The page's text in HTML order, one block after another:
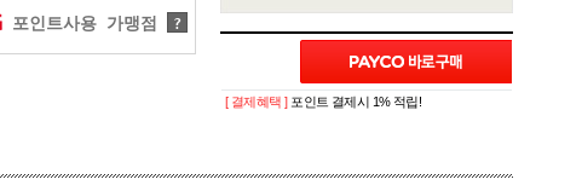
포인트사용 가맹점 ?
[ 결제혜택 ] 포인트 결제시 1% 적립!